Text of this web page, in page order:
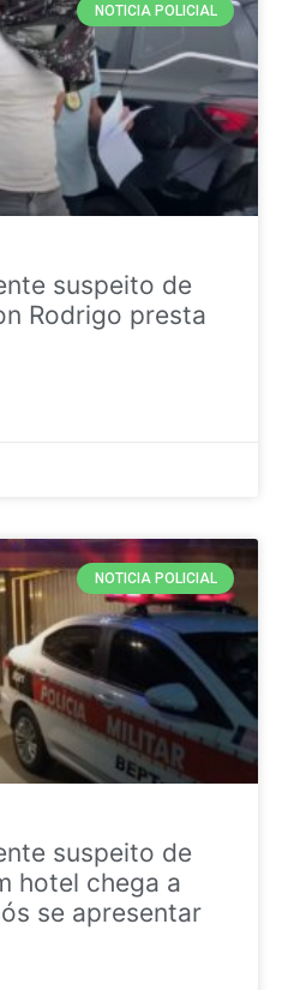
NOTICIA POLICIAL
suspeito de
Rodrigo presta
NOTICIA POLICIAL
suspeito de
hotel chega a
se apresentar